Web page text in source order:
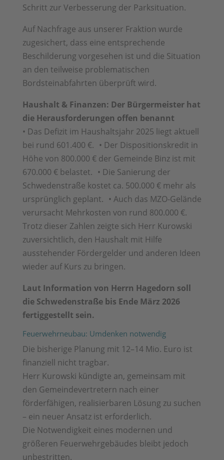
Schritt zur Verbesserung der Parksituation.
Auf Nachfrage aus unserer Fraktion wurde
zugesichert, dass eine entsprechende
Beschilderung vorgesehen ist und die Situation
an den teilweise problematischen
Bordsteinabfahrten überprüft wird.
Haushalt & Finanzen: Der Bürgermeister hat
die Herausforderungen offen benannt
• Das Defizit im Haushaltsjahr 2025 liegt aktuell
bei rund 601.400 €. • Der Dispositionskredit in
Höhe von 800.000 € der Gemeinde Binz ist mit
670.000 € belastet. • Die Sanierung der
Schwedenstraße kostet ca. 500.000 € mehr als
ursprünglich geplant. • Auch das MZO-Gelände
verursacht Mehrkosten von rund 800.000 €.
Trotz dieser Zahlen zeigte sich Herr Kurowski
zuversichtlich, den Haushalt mit Hilfe
ausstehender Fördergelder und anderen Ideen
wieder auf Kurs zu bringen.
Laut Information von Herrn Hagedorn soll
die Schwedenstraße bis Ende März 2026
fertiggestellt sein.
Feuerwehrneubau: Umdenken notwendig
Die bisherige Planung mit 12–14 Mio. Euro ist
finanziell nicht tragbar.
Herr Kurowski kündigte an, gemeinsam mit
den Gemeindevertretern nach einer
förderfähigen, realisierbaren Lösung zu suchen
– ein neuer Ansatz ist erforderlich.
Die Notwendigkeit eines modernen und
größeren Feuerwehrgebäudes bleibt jedoch
unbestritten.